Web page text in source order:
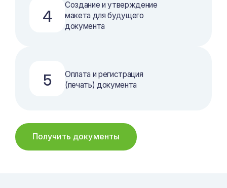
4
Создание и утверждение
макета для будущего
документа
5
Оплата и регистрация
(печать) документа
Получить документы